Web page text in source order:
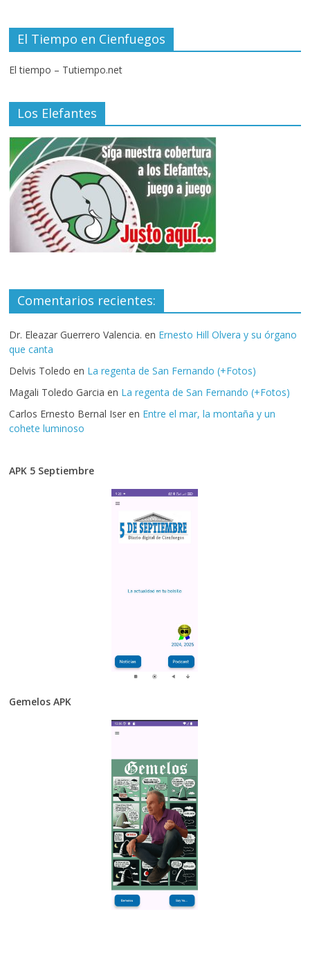
El Tiempo en Cienfuegos
El tiempo – Tutiempo.net
Los Elefantes
Comentarios recientes:
Dr. Eleazar Guerrero Valencia. en Ernesto Hill Olvera y su órgano
que canta
Delvis Toledo en La regenta de San Fernando (+Fotos)
Magali Toledo Garcia en La regenta de San Fernando (+Fotos)
Carlos Ernesto Bernal Iser en Entre el mar, la montaña y un
cohete luminoso
APK 5 Septiembre
Gemelos APK